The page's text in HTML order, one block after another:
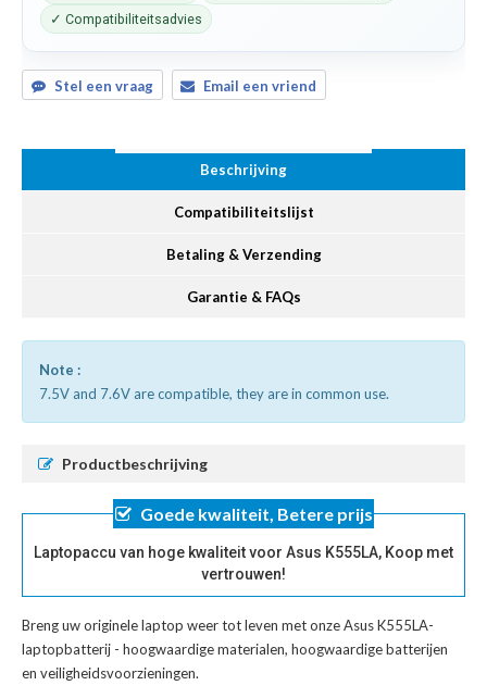
✓ Compatibiliteitsadvies
Stel een vraag Email een vriend
Beschrijving
Compatibiliteitslijst
Betaling & Verzending
Garantie & FAQs
Note :
7.5V and 7.6V are compatible, they are in common use.
Productbeschrijving
Goede kwaliteit, Betere prijs
Laptopaccu van hoge kwaliteit voor Asus K555LA, Koop met
vertrouwen!
Breng uw originele laptop weer tot leven met onzeAsus K555LA-
laptopbatterij - hoogwaardige materialen, hoogwaardige batterijen
en veiligheidsvoorzieningen.